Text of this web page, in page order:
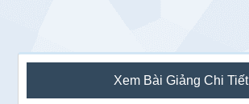
Sidebar
chính
Xem Bài Giảng Chi Tiết